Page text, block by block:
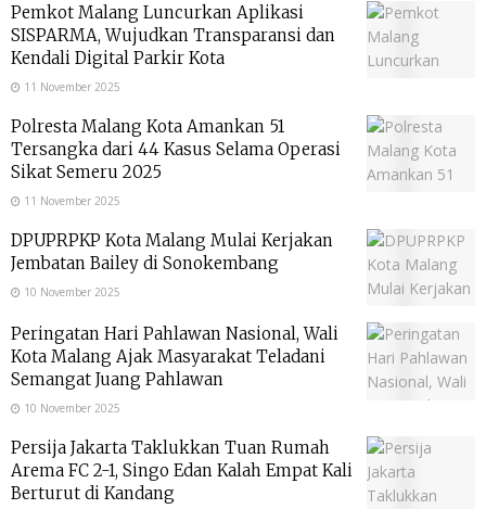
Pemkot Malang Luncurkan Aplikasi
SISPARMA, Wujudkan Transparansi dan
Kendali Digital Parkir Kota
11 November 2025
Polresta Malang Kota Amankan 51
Tersangka dari 44 Kasus Selama Operasi
Sikat Semeru 2025
11 November 2025
DPUPRPKP Kota Malang Mulai Kerjakan
Jembatan Bailey di Sonokembang
10 November 2025
Peringatan Hari Pahlawan Nasional, Wali
Kota Malang Ajak Masyarakat Teladani
Semangat Juang Pahlawan
10 November 2025
Persija Jakarta Taklukkan Tuan Rumah
Arema FC 2-1, Singo Edan Kalah Empat Kali
Berturut di Kandang